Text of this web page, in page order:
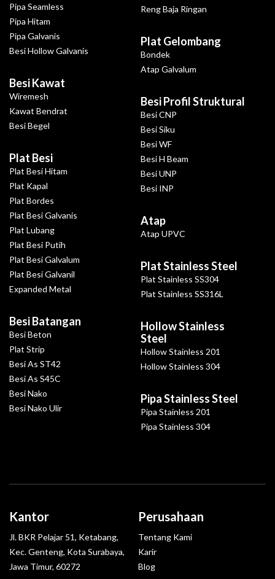
Pipa Seamless
Pipa Hitam
Pipa Galvanis
Besi Hollow Galvanis
Besi Kawat
Wiremesh
Kawat Bendrat
Besi Begel
Plat Besi
Plat Besi Hitam
Plat Kapal
Plat Bordes
Plat Besi Galvanis
Plat Lubang
Plat Besi Putih
Plat Besi Galvalum
Plat Besi Galvanil
Expanded Metal
Besi Batangan
Besi Beton
Plat Strip
Besi As ST42
Besi As S45C
Besi Nako
Besi Nako Ulir
Reng Baja Ringan
Plat Gelombang
Bondek
Atap Galvalum
Besi Profil Struktural
Besi CNP
Besi Siku
Besi WF
Besi H Beam
Besi UNP
Besi INP
Atap
Atap UPVC
Plat Stainless Steel
Plat Stainless SS304
Plat Stainless SS316L
Hollow Stainless
Steel
Hollow Stainless 201
Hollow Stainless 304
Pipa Stainless Steel
Pipa Stainless 201
Pipa Stainless 304
Kantor
Jl. BKR Pelajar 51, Ketabang,
Kec. Genteng, Kota Surabaya,
Jawa Timur, 60272
Perusahaan
Tentang Kami
Karir
Blog